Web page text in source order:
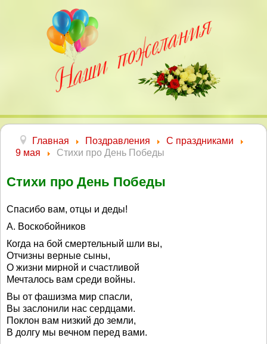
Главная Поздравления
С праздниками
9 мая
Стихи про День Победы
Стихи про День Победы
Спасибо вам, отцы и деды!
А. Воскобойников
Когда на бой смертельный шли вы,
Отчизны верные сыны,
О жизни мирной и счастливой
Мечталось вам среди войны.
Вы от фашизма мир спасли,
Вы заслонили нас сердцами.
Поклон вам низкий до земли,
В долгу мы вечном перед вами.